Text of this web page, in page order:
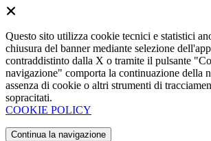
Questo sito utilizza cookie tecnici e statistici
chiusura del banner mediante selezione
contraddistinto dalla X o tramite il pulsante
navigazione" comporta la continuazione della
assenza di cookie o altri strumenti di
sopracitati.
COOKIE POLICY
Continua la navigazione